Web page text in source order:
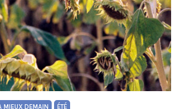
MIEUX DEMAIN ÉTÉ